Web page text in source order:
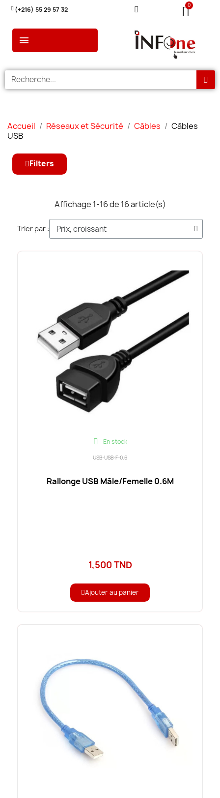
(+216) 55 29 57 32
Accueil Réseaux et Sécurité Câbles
Câbles
USB
Filters
Affichage 1-16 de 16 article(s)
Trier par :
En stock
USB-USB-F-0.6
Rallonge USB Mâle/Femelle 0.6M
1,500 TND
Ajouter au panier